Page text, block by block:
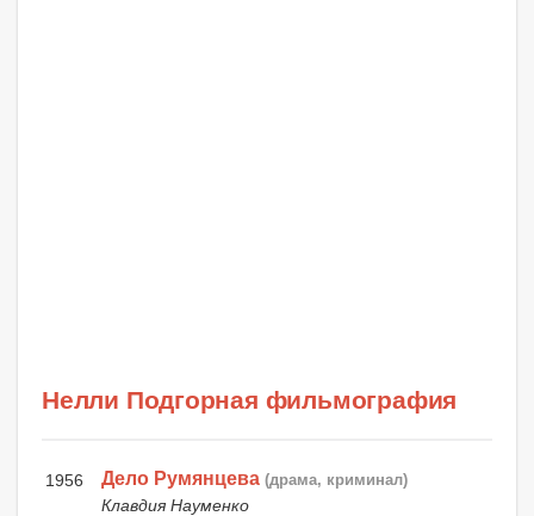
Нелли Подгорная фильмография
1956 Дело Румянцева (драма, криминал)
Клавдия Науменко